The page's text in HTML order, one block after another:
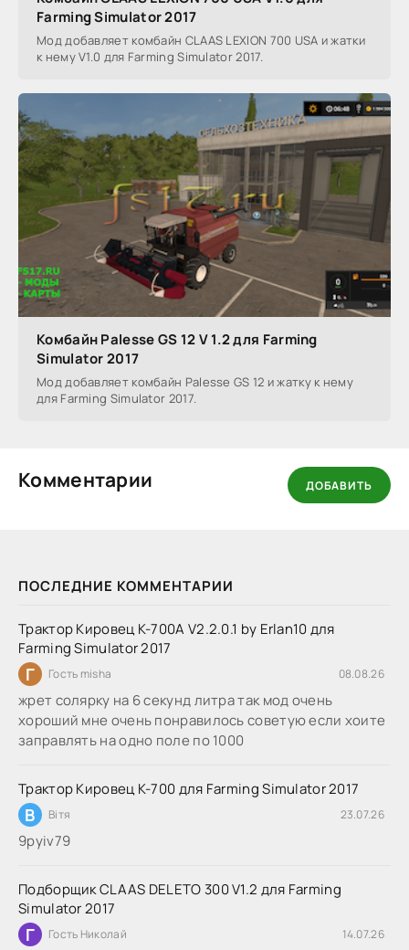
ПОСЛЕДНИЕ КОММЕНТАРИИ
Трактор Кировец К-700А V2.2.0.1 by Erlan10 для
Farming Simulator 2017
Г Гость misha 08.08.26
жрет солярку на 6 секунд литра так мод очень
хороший мне очень понравилось советую если хоите
заправлять на одно поле по 1000
Трактор Кировец К-700 для Farming Simulator 2017
В Вітя 23.07.26
9руіv79
Подборщик CLAAS DELETO 300 V1.2 для Farming
Simulator 2017
Г Гость Николай 14.07.26
Farming Simulator 2017
Мод добавляет комбайн CLAAS LEXION 700 USA и жатки
к нему V1.0 для Farming Simulator 2017.
Комбайн Palesse GS 12 V 1.2 для Farming
Simulator 2017
Мод добавляет комбайн Palesse GS 12 и жатку к нему
для Farming Simulator 2017.
Комментарии ДОБАВИТЬ